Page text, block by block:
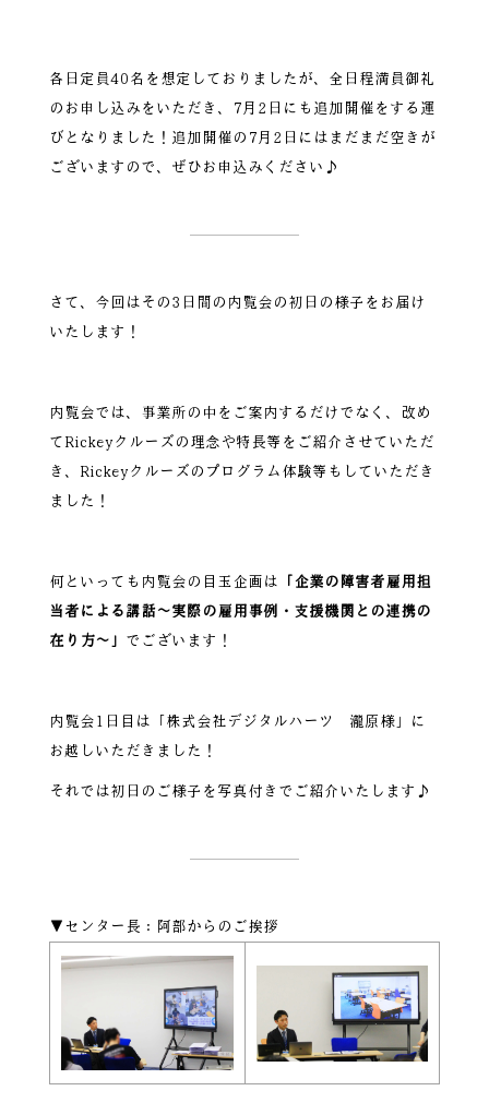
各日定員40名を想定しておりましたが、全日程満員御礼
のお申し込みをいただき、7月2日にも追加開催をする運
びとなりました！追加開催の7月2日にはまだまだ空きが
ございますので、ぜひお申込みください♪
さて、今回はその3日間の内覧会の初日の様子をお届け
いたします！
内覧会では、事業所の中をご案内するだけでなく、改め
てRickeyクルーズの理念や特長等をご紹介させていただ
き、Rickeyクルーズのプログラム体験等もしていただき
ました！
何といっても内覧会の目玉企画は 「企業の障害者雇用担
当者による講話～実際の雇用事例・支援機関との連携の
在り方～」 でございます！
内覧会1日目は「株式会社デジタルハーツ 瀧原様」に
お越しいただきました！
それでは初日のご様子を写真付きでご紹介いたします♪
▼センター長：阿部からのご挨拶